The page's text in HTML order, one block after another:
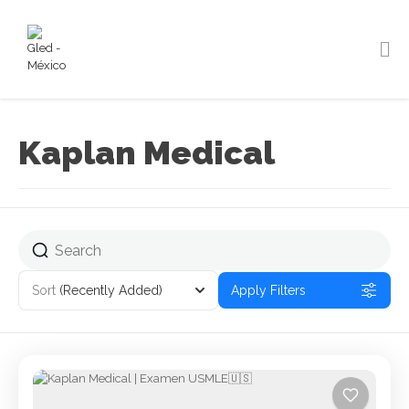
Kaplan Medical
Sort (Recently Added) Apply Filters